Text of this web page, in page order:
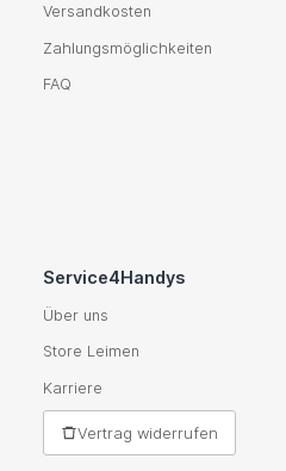
Versandkosten
Zahlungsmöglichkeiten
FAQ
Service4Handys
Über uns
Store Leimen
Karriere
Vertrag widerrufen